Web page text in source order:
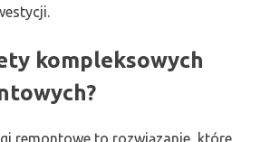
kompleksowych
remontowe to rozwiązanie, które